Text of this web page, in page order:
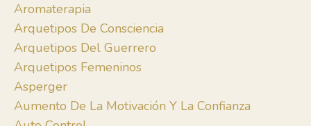
Aromaterapia
Arquetipos De Consciencia
Arquetipos Del Guerrero
Arquetipos Femeninos
Asperger
Aumento De La Motivación Y La Confianza